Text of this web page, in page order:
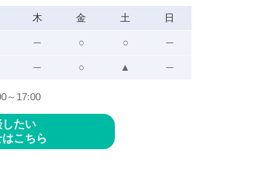
木 金 土 日
─ ○ ○ ─
─ ○ ▲ ─
17:00
たい
はこちら